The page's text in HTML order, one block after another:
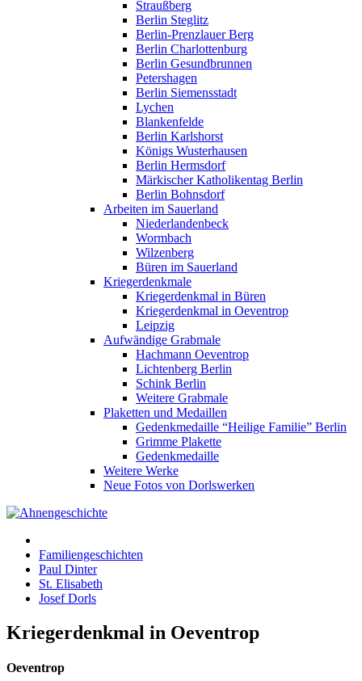
Straußberg
Berlin Steglitz
Berlin-Prenzlauer Berg
Berlin Charlottenburg
Berlin Gesundbrunnen
Petershagen
Berlin Siemensstadt
Lychen
Blankenfelde
Berlin Karlshorst
Königs Wusterhausen
Berlin Hermsdorf
Märkischer Katholikentag Berlin
Berlin Bohnsdorf
Arbeiten im Sauerland
Niederlandenbeck
Wormbach
Wilzenberg
Büren im Sauerland
Kriegerdenkmale
Kriegerdenkmal in Büren
Kriegerdenkmal in Oeventrop
Leipzig
Aufwändige Grabmale
Hachmann Oeventrop
Lichtenberg Berlin
Schink Berlin
Weitere Grabmale
Plaketten und Medaillen
Gedenkmedaille “Heilige Familie” Berlin
Grimme Plakette
Gedenkmedaille
Weitere Werke
Neue Fotos von Dorlswerken
Familiengeschichten
Paul Dinter
St. Elisabeth
Josef Dorls
Kriegerdenkmal in Oeventrop
Oeventrop